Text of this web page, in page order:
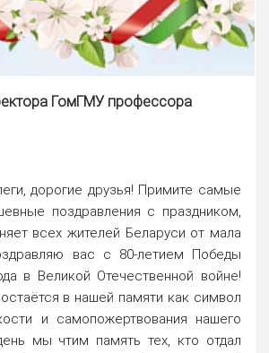
ГомГМУ профессора
дорогие друзья! Примите самые
поздравления с праздником,
всех жителей Беларуси от мала
вас с 80-летием Победы
в Великой Отечественной войне!
в нашей памяти как символ
и самопожертвования нашего
мы чтим память тех, кто отдал